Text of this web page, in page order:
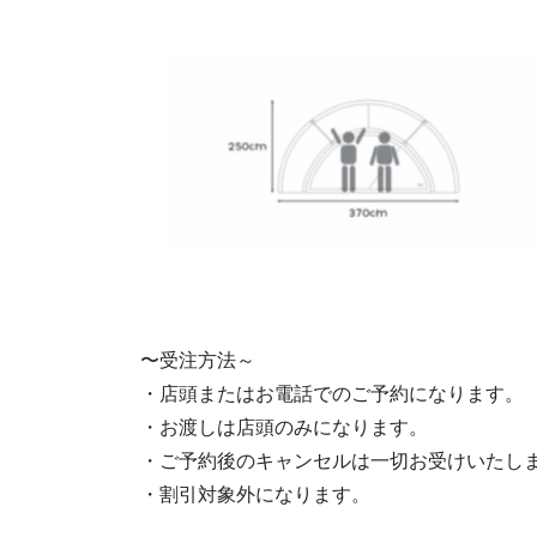
〜受注方法～
・店頭またはお電話でのご予約になります。
・お渡しは店頭のみになります。
・ご予約後のキャンセルは一切お受けいたし
・割引対象外になります。